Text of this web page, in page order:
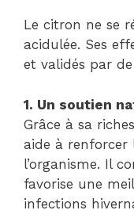
Le citron ne se
acidulée. Ses
et validés par
1. Un soutien
Grâce à sa
aide à renforcer
l’organisme. Il
favorise une
infections